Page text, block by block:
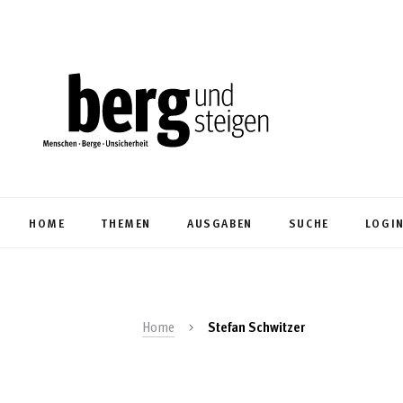
HOME THEMEN AUSGABEN SUCHE
Home Stefan Schwitzer